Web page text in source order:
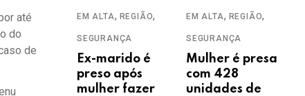
até
do
de
EM ALTA, REGIÃO,
SEGURANÇA
Ex-marido é
preso após
mulher fazer
EM ALTA, REGIÃO,
SEGURANÇA
Mulher é presa
com 428
unidades de